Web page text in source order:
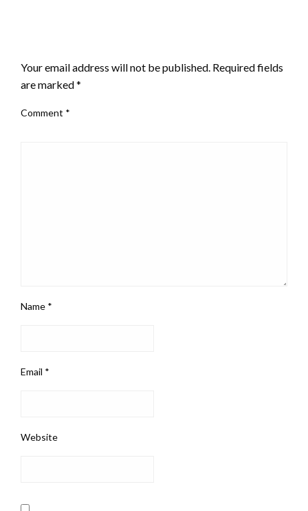
Your email address will not be published. Required fields
are marked*
Comment *
Name *
Email *
Website